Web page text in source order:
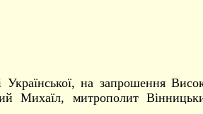
на запрошення
Михаїл, митрополит